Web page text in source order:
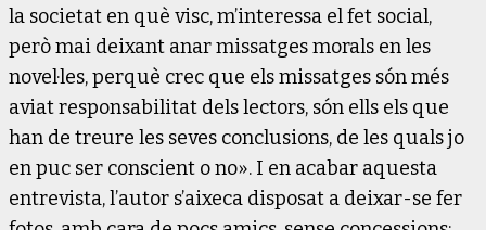
la societat en què visc, m’interessa el fet social,
però mai deixant anar missatges morals en les
novel·les, perquè crec que els missatges són més
aviat responsabilitat dels lectors, són ells els que
han de treure les seves conclusions, de les quals jo
en puc ser conscient o no». I en acabar aquesta
entrevista, l’autor s’aixeca disposat a deixar-se fer